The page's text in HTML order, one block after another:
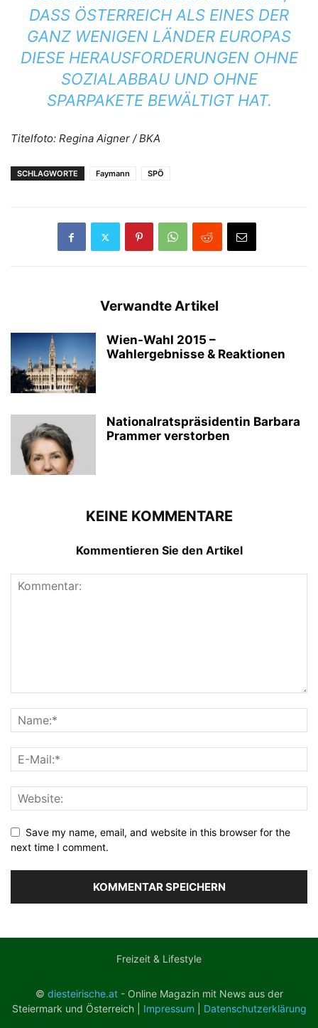
SS ÖSTERREICH ALS EINES DER GA
NZ WENIGEN LÄNDER EUROPAS DI
ESE HERAUSFORDERUNGEN OHNE SO
ZIALABBAU UND OHNE SP
ARPAKETE BEWÄLTIGT HAT.
Titelfoto: Regina Aigner / BKA
SCHLAGWORTE Faymann SPÖ
Verwandte Artikel
Wien-Wahl 2015 –
Wahlergebnisse & Reaktionen
Nationalratspräsidentin Barbara
Prammer verstorben
KEINE KOMMENTARE
Kommentieren Sie den Artikel
Save my name, email, and website in this browser for the
next time I comment.
Freizeit & Lifestyle
© diesteirische.at- Online Magazin mit News aus der
Steiermark und Österreich | Impressum Datenschutzerklärung